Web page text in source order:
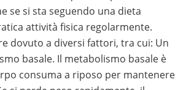
se si sta seguendo una dieta
attività fisica regolarmente.
dovuto a diversi fattori, tra cui: Un
basale. Il metabolismo basale è
consuma a riposo per mantenere